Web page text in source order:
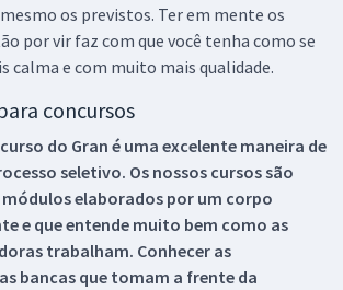
os previstos. Ter em mente os
por vir faz com que você tenha como se
calma e com muito mais qualidade.
concursos
do Gran é uma excelente maneira de
seletivo. Os nossos cursos são
elaborados por um corpo
e que entende muito bem como as
trabalham. Conhecer as
bancas que tomam a frente da